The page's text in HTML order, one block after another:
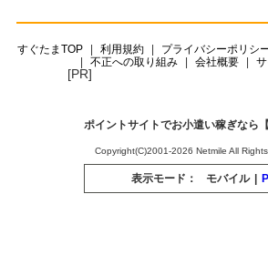
すぐたまTOP 利用規約 プライバシーポリシ
不正への取り組み
会社概要
[PR]
ポイントサイトでお小遣い稼ぎなら【
Copyright(C)2001-2026 Netmile All Rights
表示モード： モバイル